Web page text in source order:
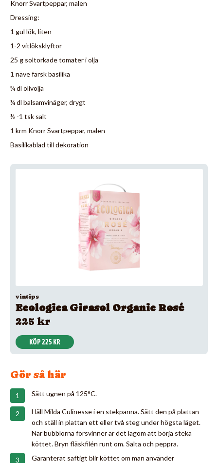
Knorr Svartpeppar, malen
Dressing:
1 gul lök, liten
1-2 vitlöksklyftor
25 g soltorkade tomater i olja
1 näve färsk basilika
¾ dl olivolja
¼ dl balsamvinäger, drygt
½ -1 tsk salt
1 krm Knorr Svartpeppar, malen
Basilikablad till dekoration
vintips
Ecologica Girasol Organic Rosé
225 kr
KÖP 225 KR
Gör så här
Sätt ugnen på 125°C.
Häll Milda Culinesse i en stekpanna. Sätt den på plattan
och ställ in plattan ett eller två steg under högsta läget.
När bubblorna försvinner är det lagom att börja steka
köttet. Bryn fläskfilén runt om. Salta och peppra.
Garanterat saftigt blir köttet om man använder